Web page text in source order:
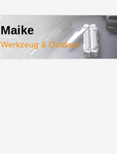
Maike
Werkzeug & Outdoor